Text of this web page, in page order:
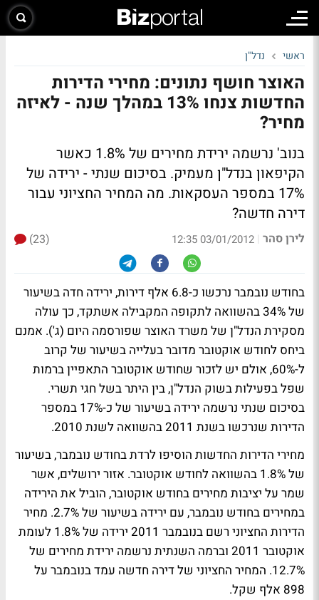
ראשי נדל"ן
האוצר חושף נתונים: מחירי הדירות
החדשות צנחו 13% במהלך שנה - לאיזה
מחיר?
בנוב' נרשמה ירידת מחירים של 1.8% כאשר
הקיפאון בנדל"ן מעמיק. בסיכום שנתי - ירידה של
17% במספר העסקאות.
מה המחיר החציוני עבור
דירה חדשה?
לירן סהר |
03/01/2012 12:35
(23)
בחודש נובמבר נרכשו כ-6.8 אלף דירות, ירידה חדה בשיעור
של 34% בהשוואה לתקופה המקבילה אשתקד, כך עולה
מסקירת הנדל"ן של משרד האוצר שפורסמה היום (ג'). אמנם
ביחס לחודש אוקטובר מדובר בעלייה בשיעור של קרוב
ל-60%, אולם יש לזכור שחודש אוקטובר התאפיין ברמות
שפל בפעילות בשוק הנדל"ן, בין היתר בשל חגי תשרי.
בסיכום שנתי נרשמה ירידה בשיעור של כ-17% במספר
הדירות שנרכשו בשנת 2011 בהשוואה לשנת 2010.
מחירי הדירות החדשות הוסיפו לרדת בחודש נובמבר, בשיעור
של 1.8% בהשוואה לחודש אוקטובר. אזור ירושלים, אשר
שמר על יציבות מחירים בחודש אוקטובר, הוביל את הירידה
במחירים בחודש נובמבר, עם ירידה בשיעור של 2.7%. מחיר
הדירות החציוני רשם בנובמבר 2011 ירידה של 1.8% לעומת
אוקטובר 2011 וברמה השנתית נרשמה ירידת מחירים של
12.7%. המחיר החציוני של דירה חדשה עמד בנובמבר על
898 אלף שקל.